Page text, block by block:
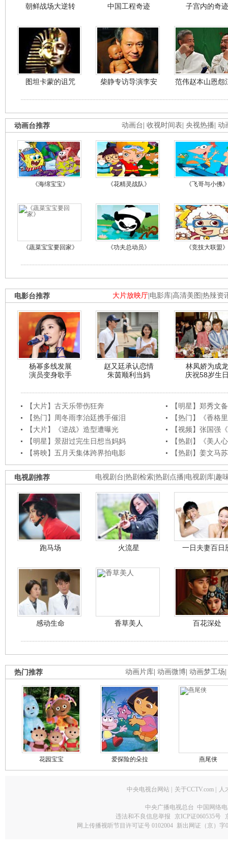
朝鲜战场大逆转 中国工程奇迹 子宫内的奇迹
图坦卡蒙的诅咒 柴静专访导演李安 范伟赵本山恩怨
动画台 收视时间表 央视热播 动
动画台推荐
《海绵宝宝》 《花精灵战队》 《飞哥与小佛》
《蔬菜宝宝要回家》 《功夫总动员》 《竞技大联盟》
大片放映厅 电影库 高清美图 热辣资
电影台推荐
杨幂多线发展
演员变身歌手
赵又廷承认恋情
朱茵顺利当妈
林凤娇为成龙
庆祝58岁生
【大片】古天乐带伤狂奔
【明星】郑秀文
【热门】周冬雨李治廷携手催泪
【热门】《香格
【大片】《逆战》造型遭曝光
【视频】张国强
【明星】景甜过完生日想当妈妈
【热剧】《美人
【将映】五月天集体跨界拍电影
【热剧】姜文马
电视剧台 热剧检索 热剧点播 电视剧库 趣
电视剧推荐
跑马场 火流星 一日夫妻百日
感动生命 香草美人 百花深处
动画片库 动画微博 动画梦工场
热门推荐
花园宝宝 爱探险的朵拉 燕尾侠
中央电视台网站 关于CCTV.com 人
中央广播电视总台 中国网络
违法和不良信息举报
京ICP证060535号
网上传播视听节目许可证号 0102004 新出网证（京）